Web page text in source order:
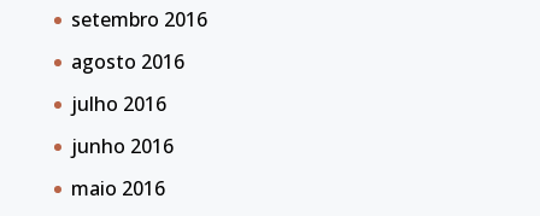
setembro 2016
agosto 2016
julho 2016
junho 2016
maio 2016